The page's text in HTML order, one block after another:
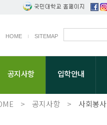
HOME SITEMAP
공지사항 입학안내
> 공지사항 > 사회봉사